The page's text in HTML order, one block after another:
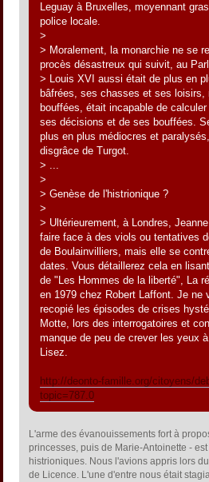
Leguay à Bruxelles, moyennant
police locale.
>
> Moralement, la monarchie ne se
procès désastreux qui suivit, au
> Louis XVI aussi était de plus en
bâfrées, ses chasses et ses loisirs,
bouffées, était incapable de
ses décisions et de ses bouffées.
plus en plus médiocres et
disgrâce de Turgot.
> ...
>
> Genèse de l'histrionique ?
>
> Ultérieurement, à Londres,
faire face à des viols ou tentatives
de Boulainvilliers, mais elle se
dates. Vous détaillerez cela en
de "Les Hommes de la liberté", La
en 1979 chez Robert Laffont. Je ne
recopié les épisodes de crises
Motte, lors des interrogatoires et
manque de peu de crever les yeux
Lisez.
http://deonto-famille.org/citoyens/
topic=787.0
L'arme des évanouissements fort à
princesses, puis de Marie-Antoinette -
histrioniques. Nous l'avions appris lors
de Licence. L'une d'entre nous était